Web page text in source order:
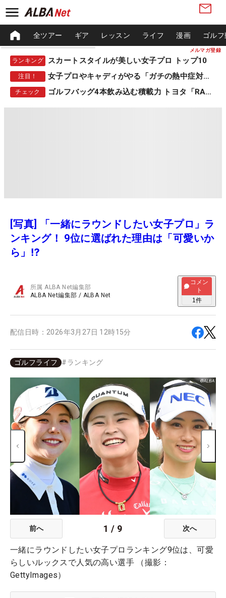
メルマガ登録
全ツアー ギア レッスン ライフ 漫画 ゴル
ランキング スカートスタイルが美しい女子プロ トップ10
注目！ 女子プロやキャディがやる「ガチの熱中症対策」
チェック ゴルフバッグ4本飲み込む積載力 トヨタ「RAV4」
[写真] 「一緒にラウンドしたい女子プロ」ラ
ンキング！ 9位に選ばれた理由は「可愛いか
ら」⁉
所属ALBA Net編集部
ALBA Net編集部 / ALBA Net
コメン
ト
1件
配信日時： 2026年3月27日 12時15分
ゴルフライフ #ランキング
前へ 1 / 9 次へ
一緒にラウンドしたい女子プロランキング9位は、可愛
らしいルックスで人気の高い選手 （撮影：
GettyImages）